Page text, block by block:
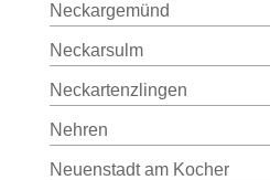
Neckargemünd
Neckarsulm
Neckartenzlingen
Nehren
Neuenstadt am Kocher